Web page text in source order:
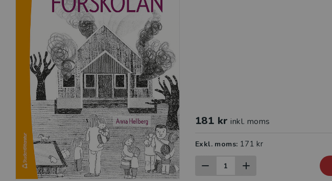
181 kr inkl. moms
Exkl. moms: 171 kr